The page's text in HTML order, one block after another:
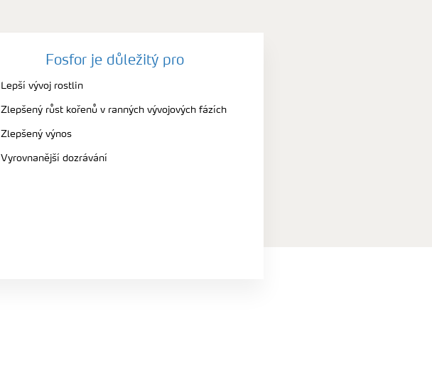
Fosfor je důležitý pro
Lepší vývoj rostlin
Zlepšený růst kořenů v ranných vývojových fázích
Zlepšený výnos
Vyrovnanější dozrávání